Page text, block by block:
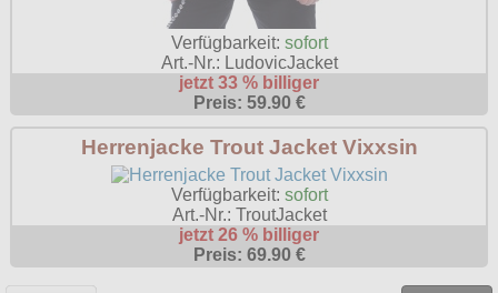
Verfügbarkeit: sofort
Art.-Nr.: LudovicJacket
jetzt 33 % billiger
Preis: 59.90 €
Herrenjacke Trout Jacket Vixxsin
Verfügbarkeit: sofort
Art.-Nr.: TroutJacket
jetzt 26 % billiger
Preis: 69.90 €